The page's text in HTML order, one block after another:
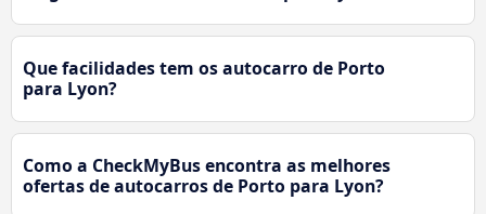
Que facilidades tem os autocarro de Porto
para Lyon?
Como a CheckMyBus encontra as melhores
ofertas de autocarros de Porto para Lyon?